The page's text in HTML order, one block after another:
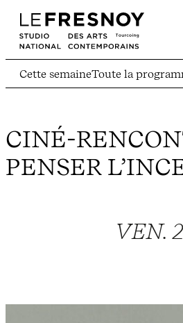
Cette semaineToute la
CINÉ-
PENSER
VEN.